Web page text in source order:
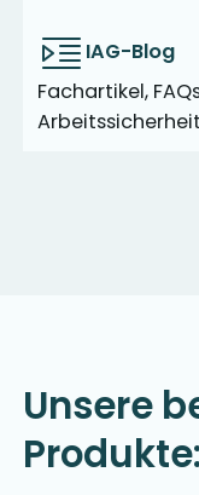
IAG-Blog
Fachartikel,
Arbeitssicherheit
Unsere
Produkte: